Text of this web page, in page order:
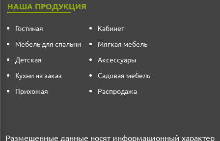
НАША ПРОДУКЦИЯ
Гостиная
Мебель для спальни
Детская
Кухни на заказ
Прихожая
Кабинет
Мягкая мебель
Аксессуары
Садовая мебель
Распродажа
Размещенные данные носят информационный характер